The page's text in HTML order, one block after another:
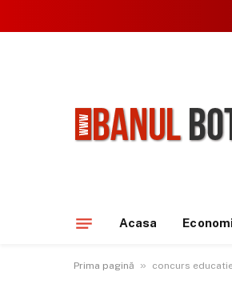
Acasa
Prima pagină » concurs